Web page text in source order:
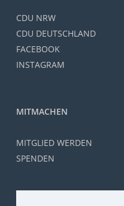
CDU NRW
CDU DEUTSCHLAND
FACEBOOK
INSTAGRAM
MITMACHEN
MITGLIED WERDEN
SPENDEN